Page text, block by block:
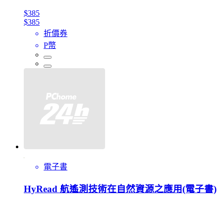
$385
$385
折價券
P幣
電子書
HyRead 航遙測技術在自然資源之應用(電子書)